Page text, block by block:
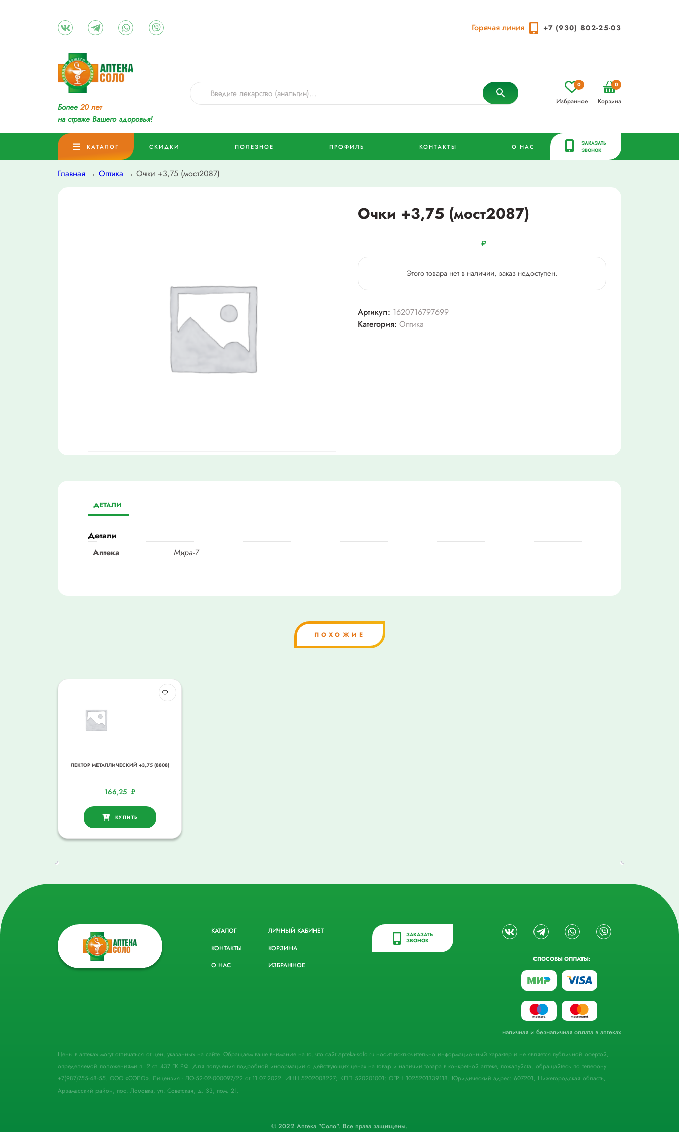
Горячая линия +7 (930) 802-25-03
Более 20 лет
на страже Вашего здоровья!
Избранное
0
Корзина
0
КАТАЛОГ СКИДКИ ПОЛЕЗНОЕ ПРОФИЛЬ КОНТАКТЫ О НАС
ЗАКАЗАТЬ
ЗВОНОК
Главная → Оптика → Очки +3,75 (мост2087)
Очки +3,75 (мост2087)
₽
Этого товара нет в наличии, заказ недоступен.
Артикул: 1620716797699
Категория: Оптика
ДЕТАЛИ
Детали
Аптека
Мира-7
ПОХОЖИЕ
ЛЕКТОР МЕТАЛЛИЧЕСКИЙ +3,75 (8808)
166,25₽
КУПИТЬ
КАТАЛОГ
КОНТАКТЫ
О НАС
ЛИЧНЫЙ КАБИНЕТ
КОРЗИНА
ИЗБРАННОЕ
ЗАКАЗАТЬ
ЗВОНОК
СПОСОБЫ ОПЛАТЫ:
наличная и безналичная оплата в аптеках
Цены в аптеках могут отличаться от цен, указанных на сайте. Обращаем ваше внимание на то, что сайт apteka-solo.ru носит исключительно информационный характер и не является публичной офертой,
определяемой положениями п. 2 ст. 437 ГК РФ. Для получения подробной информации о действующих ценах на товар и наличии товара в конкретной аптеке, пожалуйста, обращайтесь по телефону
+7(987)755-48-55. ООО «СОЛО». Лицензия - ЛО-52-02-000097/22 от 11.07.2022. ИНН 5202008227; КПП 520201001; ОГРН 1025201339118. Юридический адрес: 607201, Нижегородская область,
Арзамасский район, пос. Ломовка, ул. Советская, д. 33, пом. 21.
© 2022 Аптека "Соло". Все права защищены.